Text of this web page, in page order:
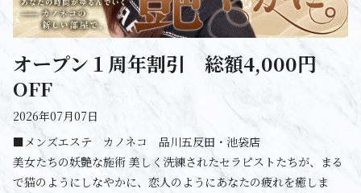
オープン１周年割引 総額4,000円
OFF
2026年07月07日
■メンズエステ カノネコ 品川五反田・池袋店
美女たちの妖艶な施術 美しく洗練されたセラピストたちが、まる
で猫のようにしなやかに、恋人のようにあなたの疲れを癒しま